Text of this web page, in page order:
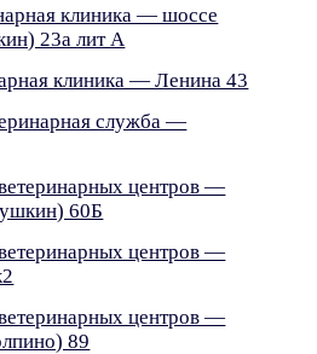
клиника — шоссе
23а лит А
клиника — Ленина 43
служба —
центров —
60Б
центров —
центров —
89